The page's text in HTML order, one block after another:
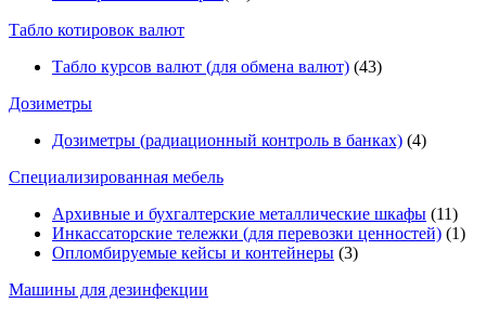
Табло котировок валют
Табло курсов валют (для обмена валют) (43)
Дозиметры
Дозиметры (радиационный контроль в банках) (4)
Специализированная мебель
Архивные и бухгалтерские металлические шкафы (11)
Инкассаторские тележки (для перевозки ценностей) (1)
Опломбируемые кейсы и контейнеры (3)
Машины для дезинфекции